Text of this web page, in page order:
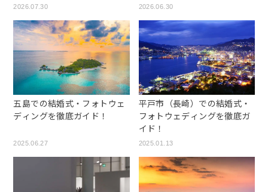
2026.07.30 2026.06.30
五島での結婚式・フォトウェ
ディングを徹底ガイド！
2025.06.27
平戸市（長崎）での結婚式・
フォトウェディングを徹底ガ
イド！
2025.01.13